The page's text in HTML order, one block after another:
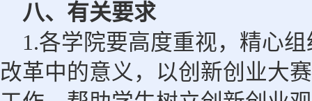
八、有关要求
1.各学院要高度重视，精心
改革中的意义，以创新创业大